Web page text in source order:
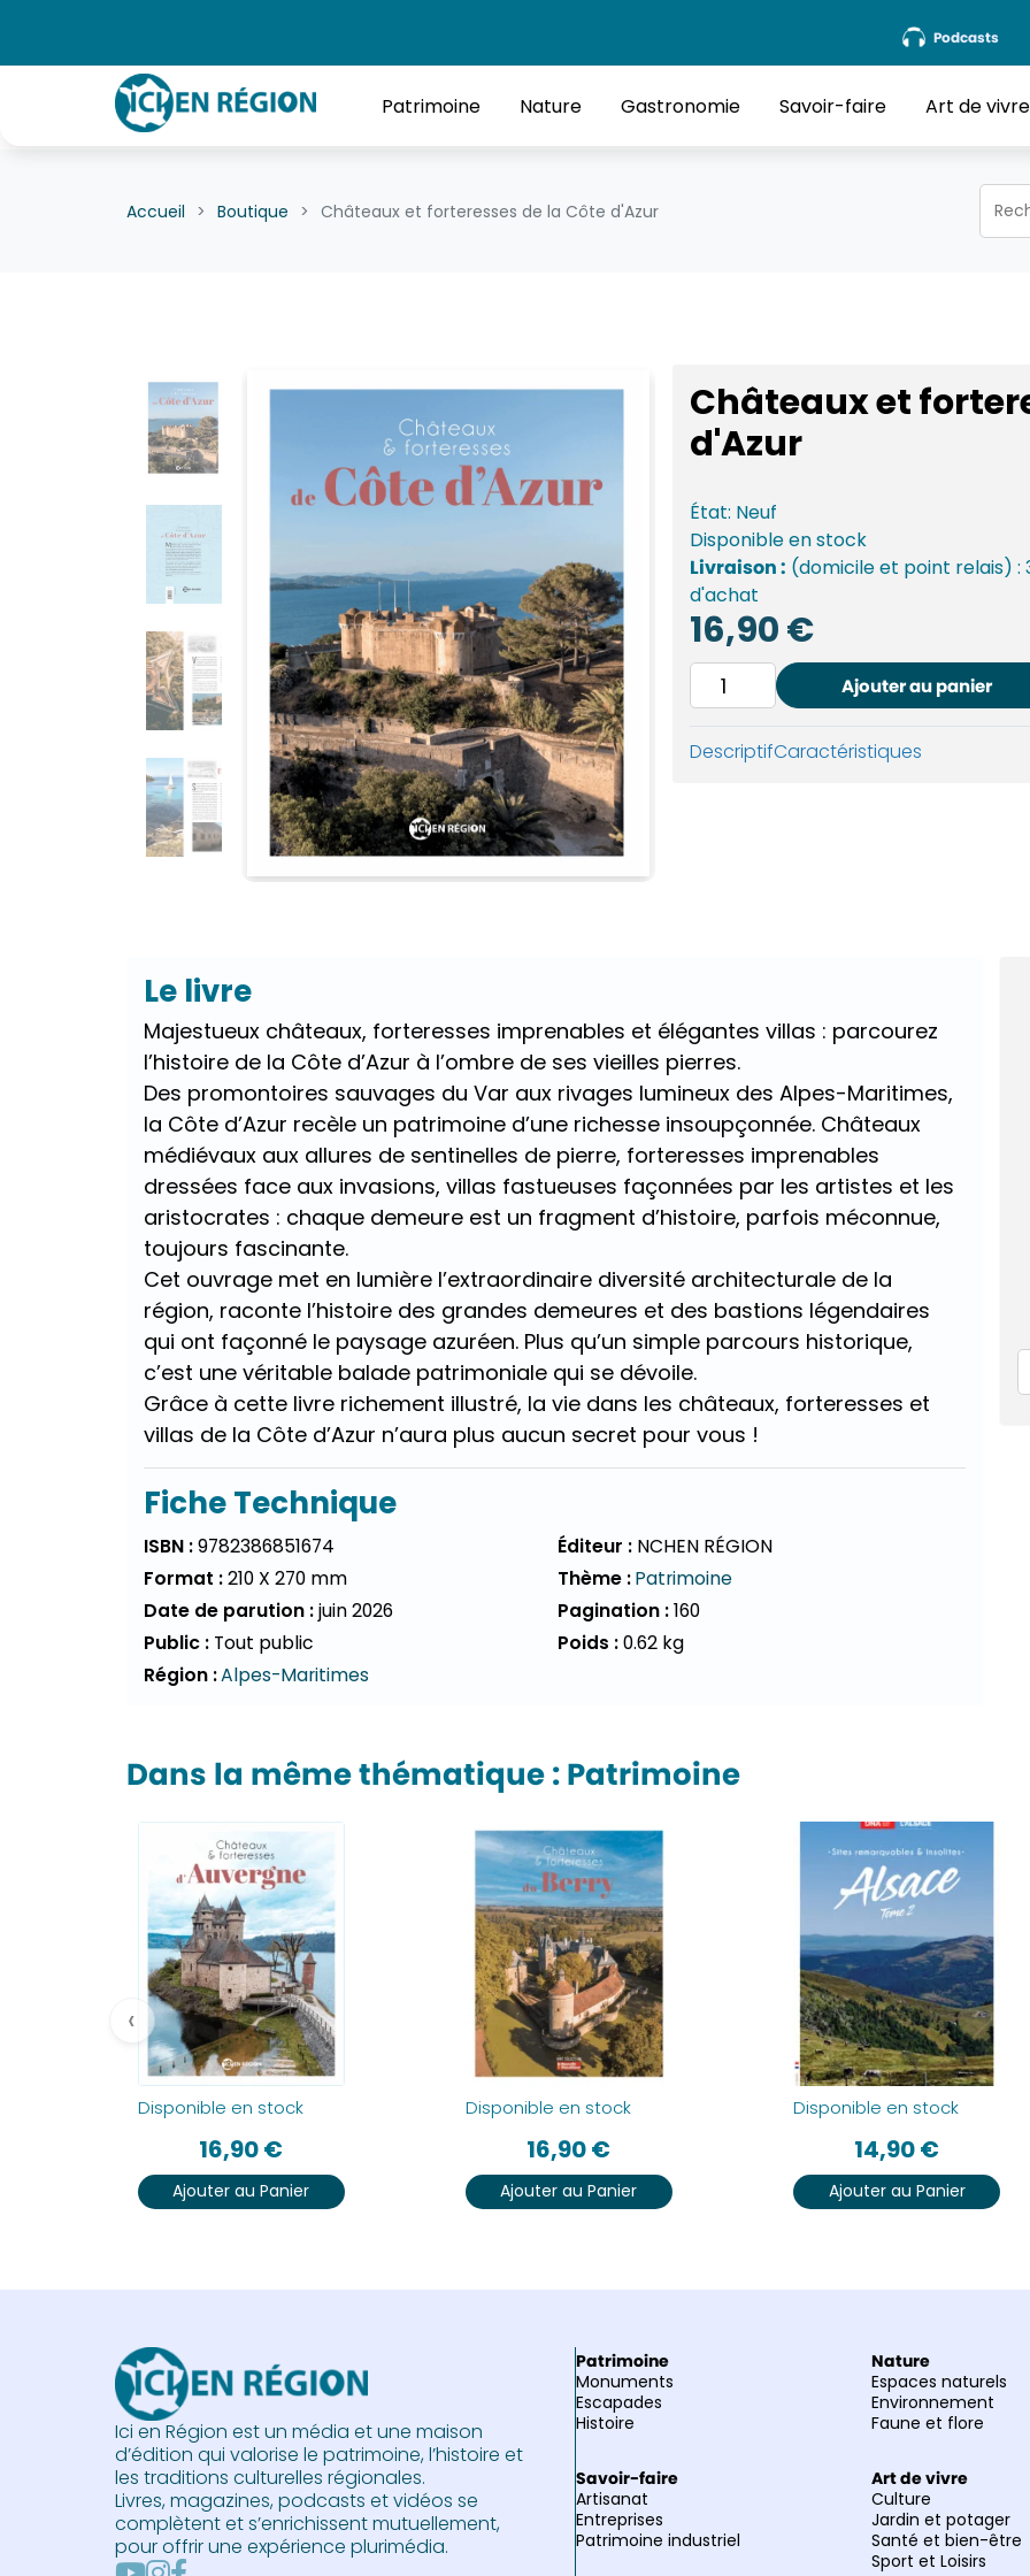
Podcasts
Patrimoine Nature Gastronomie Savoir-faire Art de vivre
Accueil Boutique Châteaux et forteresses de la Côte d'Azur
Châteaux et
d'Azur
État: Neuf
Disponibleen stock
Livraison : (domicile et point relais)
d'achat
16,90€
quantité
de
Châteaux
Ajouter au panier
DescriptifCaractéristiques
Le livre
Majestueux châteaux, forteresses imprenables et élégantes villas : parcourez
l’histoire de la Côte d’Azur à l’ombre de ses vieilles pierres.
Des promontoires sauvages du Var aux rivages lumineux des Alpes-Maritimes,
la Côte d’Azur recèle un patrimoine d’une richesse insoupçonnée. Châteaux
médiévaux aux allures de sentinelles de pierre, forteresses imprenables
dressées face aux invasions, villas fastueuses façonnées par les artistes et les
aristocrates : chaque demeure est un fragment d’histoire, parfois méconnue,
toujours fascinante.
Cet ouvrage met en lumière l’extraordinaire diversité architecturale de la
région, raconte l’histoire des grandes demeures et des bastions légendaires
qui ont façonné le paysage azuréen. Plus qu’un simple parcours historique,
c’est une véritable balade patrimoniale qui se dévoile.
Grâce à cette livre richement illustré, la vie dans les châteaux, forteresses et
villas de la Côte d’Azur n’aura plus aucun secret pour vous !
Fiche Technique
ISBN :9782386851674 Éditeur : NCHEN RÉGION
Format :210 X 270 mm Thème :Patrimoine
Date de parution :juin 2026 Pagination :160
Public : Tout public Poids :0.62 kg
Région :Alpes-Maritimes
Dans la même thématique : Patrimoine
Disponible en stock
16,90€
Ajouter au Panier
Disponible en stock
16,90€
Ajouter au Panier
Disponible en stock
14,90€
Ajouter au Panier
‹
Ici en Région est un média et une maison
d’édition qui valorise le patrimoine, l’histoire et
les traditions culturelles régionales.
Livres, magazines, podcasts et vidéos se
complètent et s’enrichissent mutuellement,
pour offrir une expérience plurimédia.
Patrimoine
Monuments
Escapades
Histoire
Nature
Espaces naturels
Environnement
Faune et flore
Savoir-faire
Artisanat
Entreprises
Patrimoine industriel
Art de vivre
Culture
Jardin et potager
Santé et bien-être
Sport et Loisirs